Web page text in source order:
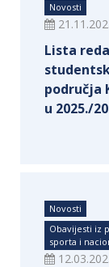
Novosti
Lista
područja
u 2025./
Novosti
Obavijesti iz
sporta i